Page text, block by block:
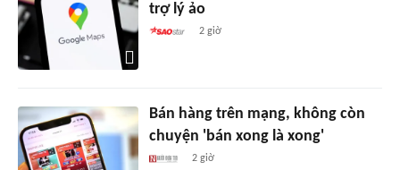
trợ lý ảo
2 giờ
Bán hàng trên mạng, không còn
chuyện 'bán xong là xong'
2 giờ